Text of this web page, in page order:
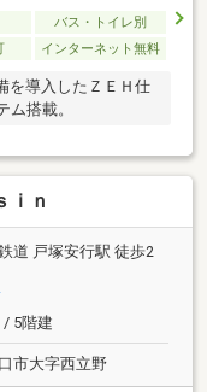
バス・トイレ別
インターネット無料
を導入したＺＥＨ仕
ム搭載。
ｉｎ
道 戸塚安行駅 徒歩2
/ 5階建
市大字西立野